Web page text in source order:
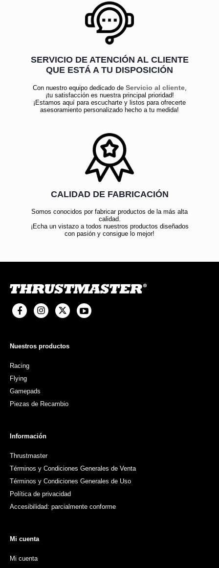
SERVICIO DE ATENCIÓN AL CLIENTE
QUE ESTÁ A TU DISPOSICIÓN
Con nuestro equipo dedicado de Servicio al cliente,
¡tu satisfacción es nuestra principal prioridad!
¡Estamos aquí para escucharte y listos para ofrecerte
asesoramiento personalizado hecho a tu medida!
CALIDAD DE FABRICACIÓN
Somos conocidos por fabricar productos de la más alta
calidad.
¡Echa un vistazo a todos nuestros productos diseñados
con pasión y consigue lo mejor!
Nuestros productos
Racing
Flying
Gamepads
Piezas de Recambio
Información
Thrustmaster
Términos y Condiciones Generales de Venta
Términos y Condiciones Generales de Uso
Política de privacidad
Accesibilidad: parcialmente conforme
Mi cuenta
Mi cuenta